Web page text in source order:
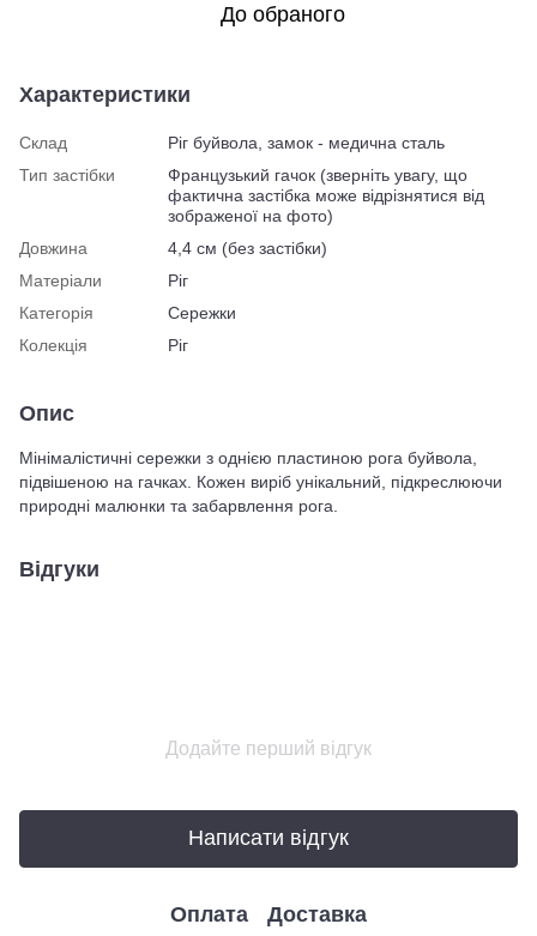
До обраного
Характеристики
Склад
Ріг буйвола, замок - медична сталь
Тип застібки
Французький гачок (зверніть увагу, що
фактична застібка може відрізнятися від
зображеної на фото)
Довжина
4,4 см (без застібки)
Матеріали
Ріг
Категорія
Сережки
Колекція
Ріг
Опис
Мінімалістичні сережки з однією пластиною рога буйвола,
підвішеною на гачках. Кожен виріб унікальний, підкреслюючи
природні малюнки та забарвлення рога.
Відгуки
Додайте перший відгук
Написати відгук
Оплата Доставка